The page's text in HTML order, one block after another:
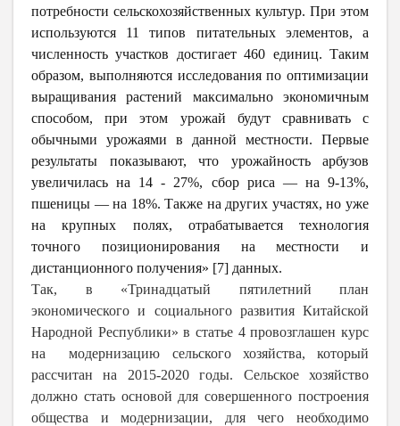
потребности сельскохозяйственных культур. При этом
используются 11 типов питательных элементов, а
численность участков достигает 460 единиц. Таким
образом, выполняются исследования по оптимизации
выращивания растений максимально экономичным
способом, при этом урожай будут сравнивать с
обычными урожаями в данной местности. Первые
результаты показывают, что урожайность арбузов
увеличилась на 14 - 27%, сбор риса — на 9-13%,
пшеницы — на 18%. Также на других участях, но уже
на крупных полях, отрабатывается технология
точного позиционирования на местности и
дистанционного получения» [7] данных.
Так, в «Тринадцатый пятилетний план
экономического и социального развития Китайской
Народной Республики» в статье 4 провозглашен курс
на модернизацию сельского хозяйства, который
рассчитан на 2015-2020 годы. Сельское хозяйство
должно стать основой для совершенного построения
общества и модернизации, для чего необходимо